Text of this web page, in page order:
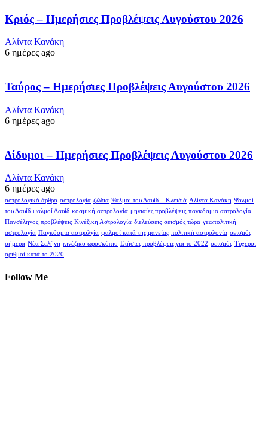
Κριός – Ημερήσιες Προβλέψεις Αυγούστου 2026
Αλίντα Κανάκη
6 ημέρες ago
Ταύρος – Ημερήσιες Προβλέψεις Αυγούστου 2026
Αλίντα Κανάκη
6 ημέρες ago
Δίδυμοι – Ημερήσιες Προβλέψεις Αυγούστου 2026
Αλίντα Κανάκη
6 ημέρες ago
αστρολογικά άρθρα αστρολογία ζώδια Ψαλμοί του Δαυίδ – Κλειδιά Αλίντα Κανάκη Ψαλμοί
του Δαυίδ ψαλμοί Δαυίδ κοσμική αστρολογία μηνιαίες προβλέψεις παγκόσμια αστρολογία
Πανσέληνος προβλέψεις Κινέζικη Αστρολογία διελεύσεις σεισμός τώρα γεωπολιτική
αστρολογία Παγκόσμια αστρολγία ψαλμοί κατά της μαγείας πολιτική αστρολογία σεισμός
σήμερα Νέα Σελήνη κινέζικο ωροσκόπιο Ετήσιες προβλέψεις για το 2022 σεισμός Τυχεροί
αριθμοί κατά το 2020
Follow Me